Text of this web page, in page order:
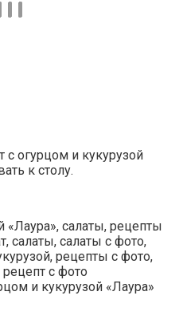
с огурцом и кукурузой
к столу.
«Лаура», салаты, рецепты
салаты, салаты с фото,
рецепты с фото,
с фото
и кукурузой «Лаура»